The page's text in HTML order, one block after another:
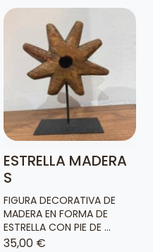
ESTRELLA MADERA
S
FIGURA DECORATIVA DE
MADERA EN FORMA DE
ESTRELLA CON PIE DE ...
35,00 €